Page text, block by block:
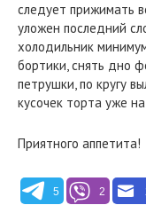
следует прижимать
уложен последний
холодильник
бортики, снять дно
петрушки, по кругу
кусочек торта уже
Приятного аппетита!
5 2